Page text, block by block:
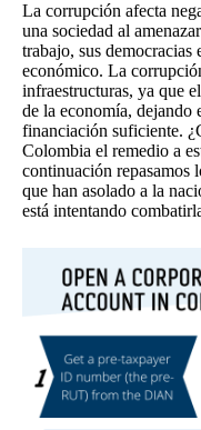
La corrupción afecta
una sociedad al
trabajo, sus democracias
económico. La
infraestructuras, ya que
de la economía, dejando
financiación suficiente.
Colombia el remedio a
continuación repasamos
que han asolado a la
está intentando